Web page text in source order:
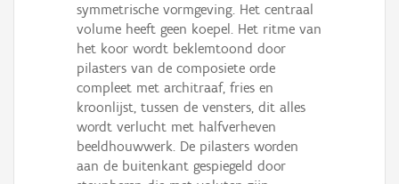
symmetrische vormgeving. Het centraal
volume heeft geen koepel. Het ritme van
het koor wordt beklemtoond door
pilasters van de composiete orde
compleet met architraaf, fries en
kroonlijst, tussen de vensters, dit alles
wordt verlucht met halfverheven
beeldhouwwerk. De pilasters worden
aan de buitenkant gespiegeld door